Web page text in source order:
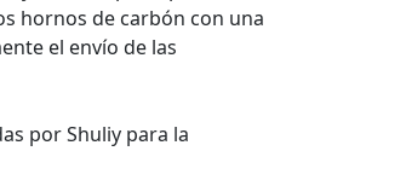
hornos de carbón con una
el envío de las
por Shuliy para la